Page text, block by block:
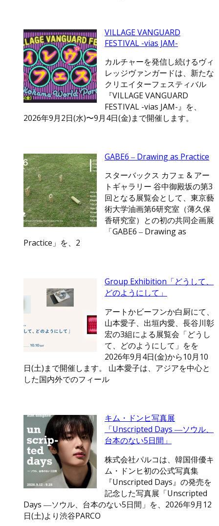
VILLAGE VANGUARD
FESTIVAL -vias JAM-
カルチャーを発信し続けるヴィ
レッジヴァンガードは、新たな
クリエイターフェスティバル
『VILLAGE VANGUARD
FESTIVAL -vias JAM-』を、
2026年9月2日(水)〜9月4日(金)まで開催します。
GABE6 ‒ Drawing as Practice
スターバックス カフェ & アー
トギャラリー 谷中御殿坂の第3
回となる展覧会として、東京藝
術大学油画第6研究室（薄久保
香研究室）との初の共同企画展
「GABE6 ‒ Drawing as
Practice」を、2
Group Exhibition「どうして、
どのようにして」
アートかビーフンか白厨にて、
山本愛子、出垣内愛、長谷川彰
宏の3組による展覧会「どうし
て、どのようにして」をを
2026年9月4日(金)から10月10
日(土)まで開催します。 山本愛子は、アジアを中心と
した国内外でのフィール
キム・ドンヒ写真展
「Unscripted Days ―ソウル、
台本のない5日間」
株式会社パルコは、韓国俳優キ
ム・ドンヒ初の公式写真集
『Unscripted Days』の発売を
記念した写真展「Unscripted
Days ―ソウル、台本のない5日間」を、2026年9月12
日(土)より渋谷PARCO